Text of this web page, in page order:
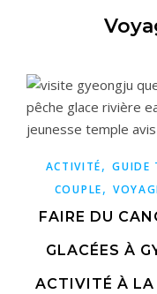
ACTIVITÉ,GUIDE
COUPLE,
FAIRE DU
GLACÉES À
ACTIVITÉ À LA